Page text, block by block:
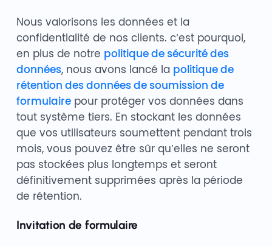
Nous valorisons les données et la
confidentialité de nos clients. c’est pourquoi,
en plus de notre politique de sécurité des
données, nous avons lancé la politique de
rétention des données de soumission de
formulairepour protéger vos données dans
tout système tiers. En stockant les données
que vos utilisateurs soumettent pendant trois
mois, vous pouvez être sûr qu’elles ne seront
pas stockées plus longtemps et seront
définitivement supprimées après la période
de rétention.
Invitation de formulaire